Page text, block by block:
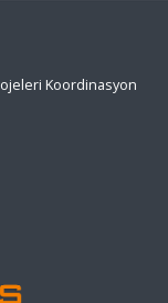
Koordinasyon